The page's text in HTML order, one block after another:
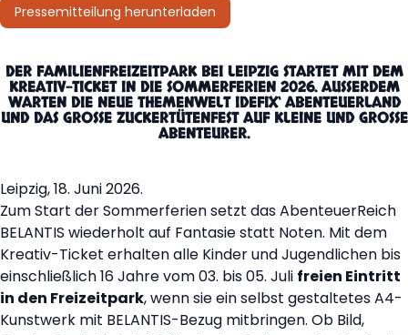
Pressemitteilung herunterladen
DER FAMILIENFREIZEITPARK BEI LEIPZIG STARTET MIT DEM
KREATIV-TICKET IN DIE SOMMERFERIEN 2026. AUSSERDEM W
ARTEN DIE NEUE THEMENWELT IDEFIX‘ ABENTEUERLAND U
ND DAS GROSSE ZUCKERTÜTENFEST AUF KLEINE UND GROSSE ABE
NTEURER.
Leipzig, 18. Juni 2026.
Zum Start der Sommerferien setzt das AbenteuerReich
BELANTIS wiederholt auf Fantasie statt Noten. Mit dem
Kreativ-Ticket erhalten alle Kinder und Jugendlichen bis
einschließlich 16 Jahre vom 03. bis 05. Juli freien Eintritt
in den Freizeitpark, wenn sie ein selbst gestaltetes A4-
Kunstwerk mit BELANTIS-Bezug mitbringen. Ob Bild,